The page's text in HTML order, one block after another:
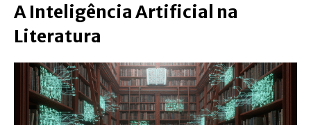
A Inteligência Artificial na
Literatura